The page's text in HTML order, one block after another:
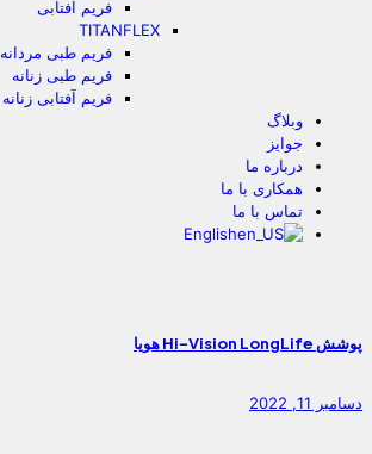
فریم آفتابی
TITANFLEX
فریم طبی مردانه
فریم طبی زنانه
فریم آفتابی زنانه
وبلاگ
جوایز
درباره ما
همکاری با ما
تماس با ما
English
پوشش Hi-Vision LongLife هویا
دسامبر 11, 2022